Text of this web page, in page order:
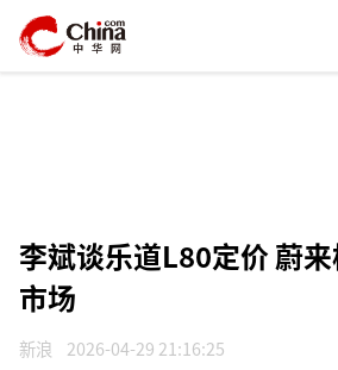
李斌谈乐道L80定价 蔚
市场
新浪 2026-04-29 21:16:25